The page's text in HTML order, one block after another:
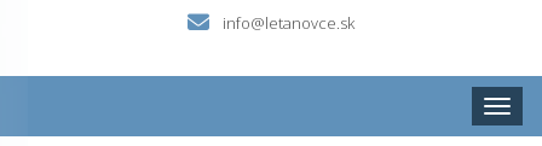
info@letanovce.sk